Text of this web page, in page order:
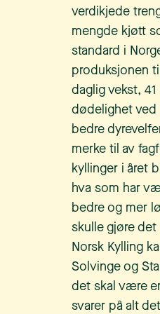
verdikjede
mengde kjøtt
standard i
produksjonen
daglig vekst,
dødelighet ved
bedre
merke til av
kyllinger i året
hva som har
bedre og mer
skulle gjøre
Norsk Kylling
Solvinge og
det skal være
svarer på alt